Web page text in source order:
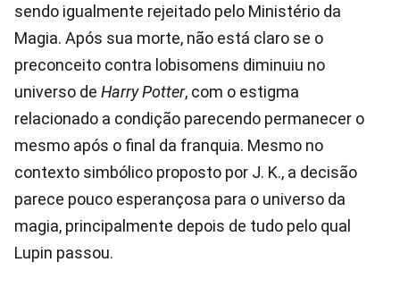
sendo igualmente rejeitado pelo Ministério da
Magia. Após sua morte, não está claro se o
preconceito contra lobisomens diminuiu no
universo de Harry Potter, com o estigma
relacionado a condição parecendo permanecer o
mesmo após o final da franquia. Mesmo no
contexto simbólico proposto por J. K., a decisão
parece pouco esperançosa para o universo da
magia, principalmente depois de tudo pelo qual
Lupin passou.